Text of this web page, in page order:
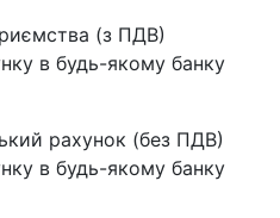
(з ПДВ)
в будь-якому банку
рахунок (без ПДВ)
в будь-якому банку